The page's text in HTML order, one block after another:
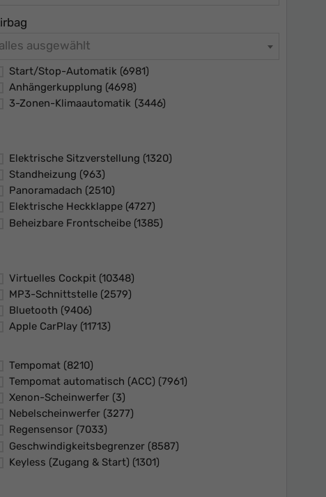
alles ausgewählt
Start/Stop-Automatik (6981)
Anhängerkupplung (4698)
3-Zonen-Klimaautomatik (3446)
Elektrische Sitzverstellung (1320)
Standheizung (963)
Panoramadach (2510)
Elektrische Heckklappe (4727)
Beheizbare Frontscheibe (1385)
Virtuelles Cockpit (10348)
MP3-Schnittstelle (2579)
Bluetooth (9406)
Apple CarPlay (11713)
Tempomat (8210)
Tempomat automatisch (ACC) (7961)
Xenon-Scheinwerfer (3)
Nebelscheinwerfer (3277)
Regensensor (7033)
Geschwindigkeitsbegrenzer (8587)
Keyless (Zugang & Start) (1301)